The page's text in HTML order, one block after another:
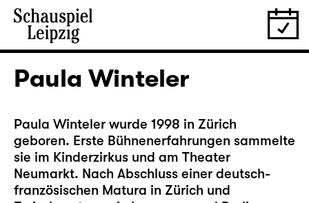
Paula Winteler
Paula Winteler wurde 1998 in Zürich
geboren. Erste Bühnenerfahrungen sammelte
sie im Kinderzirkus und am Theater
Neumarkt. Nach Abschluss einer deutsch-
französischen Matura in Zürich und